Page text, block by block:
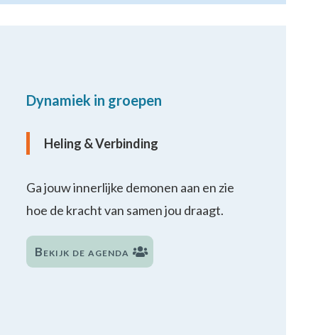
Dynamiek in groepen
Heling & Verbinding
Ga jouw innerlijke demonen aan en zie
hoe de kracht van samen jou draagt.
Bekijk de agenda